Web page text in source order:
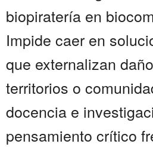
biopiratería en
Impide caer en
que externalizan
territorios o
docencia e
pensamiento crítico